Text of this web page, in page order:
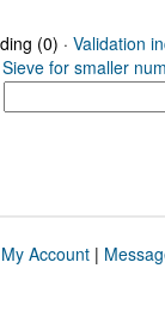
(0) · Validation
for smaller
My Account|